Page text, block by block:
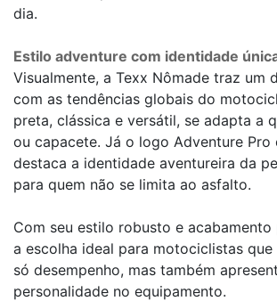
dia.
Estilo adventure com identidade
Visualmente, a Texx Nômade traz um
com as tendências globais do
preta, clássica e versátil, se adapta a
ou capacete. Já o logo Adventure Pro
destaca a identidade aventureira da
para quem não se limita ao asfalto.
Com seu estilo robusto e acabamento
a escolha ideal para motociclistas
só desempenho, mas também
personalidade no equipamento.